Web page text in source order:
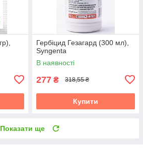
Гербіцид Гезагард (300 мл),
Syngenta
В наявності
277 ₴ 318,55 ₴
Купити
Показати ще